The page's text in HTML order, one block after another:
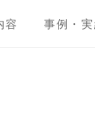
容 事例・実